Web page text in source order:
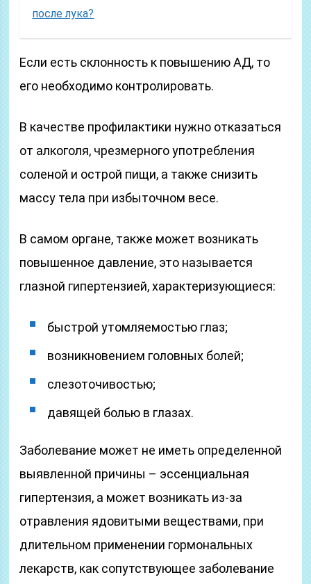
после лука?
Если есть склонность к повышению АД, то
его необходимо контролировать.
В качестве профилактики нужно отказаться
от алкоголя, чрезмерного употребления
соленой и острой пищи, а также снизить
массу тела при избыточном весе.
В самом органе, также может возникать
повышенное давление, это называется
глазной гипертензией, характеризующиеся:
быстрой утомляемостью глаз;
возникновением головных болей;
слезоточивостью;
давящей болью в глазах.
Заболевание может не иметь определенной
выявленной причины – эссенциальная
гипертензия, а может возникать из-за
отравления ядовитыми веществами, при
длительном применении гормональных
лекарств, как сопутствующее заболевание